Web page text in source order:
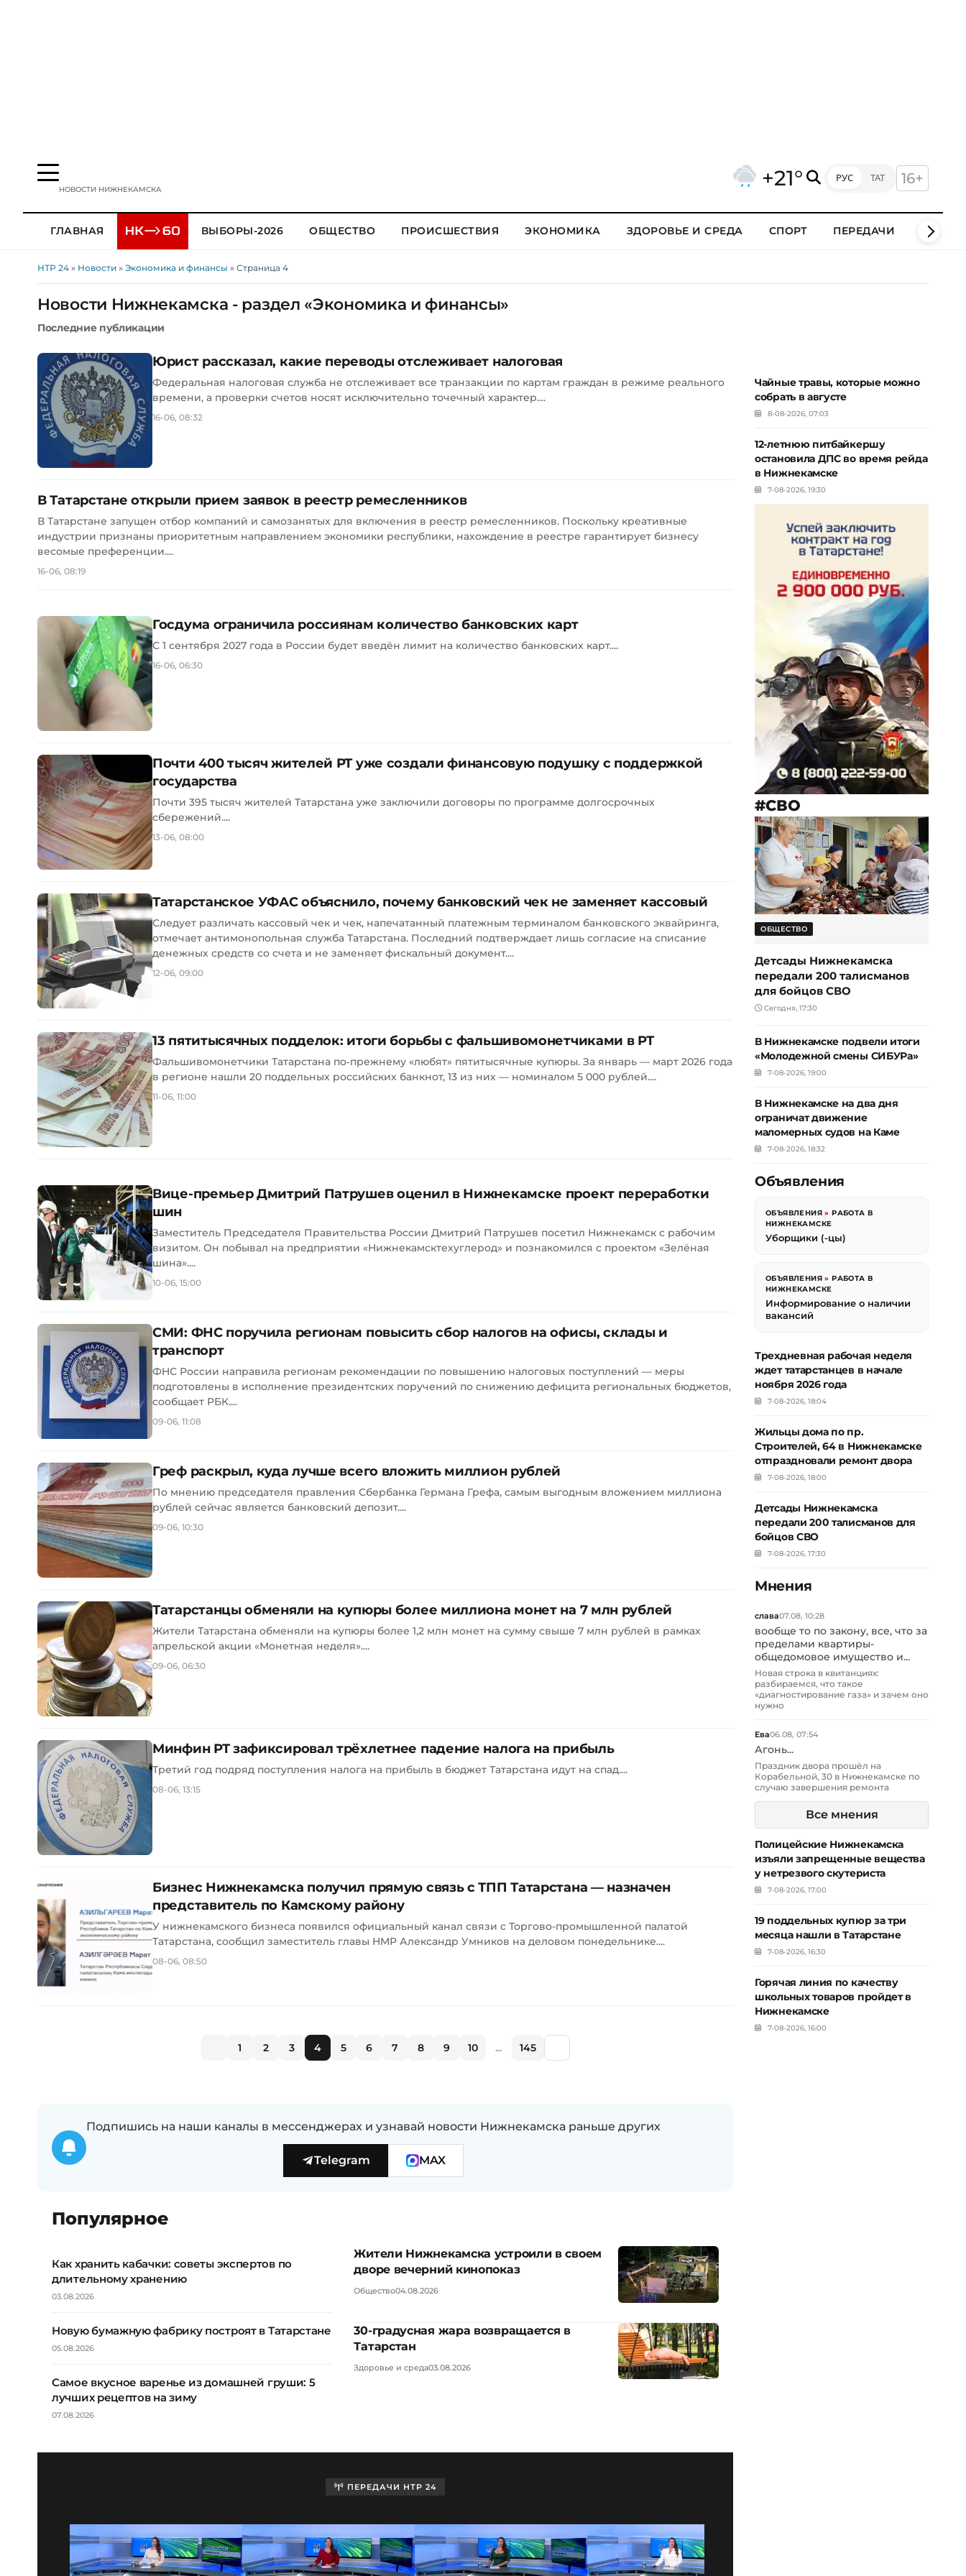
НОВОСТИ НИЖНЕКАМСКА +21° РУС ТАТ 16+
ГЛАВНАЯ ВЫБОРЫ-2026 ОБЩЕСТВО ПРОИСШЕСТВИЯ ЭКОНОМИКА ЗДОРОВЬЕ И СРЕДА СПОРТ ПЕРЕДАЧИ КЛИПЫ
НТР 24 » Новости » Экономика и финансы » Страница 4
Новости Нижнекамска - раздел «Экономика и финансы»
Последние публикации
Юрист рассказал, какие переводы отслеживает налоговая
Федеральная налоговая служба не отслеживает все транзакции по картам граждан в режиме реального
времени, а проверки счетов носят исключительно точечный характер....
16-06, 08:32
В Татарстане открыли прием заявок в реестр ремесленников
В Татарстане запущен отбор компаний и самозанятых для включения в реестр ремесленников. Поскольку креативные
индустрии признаны приоритетным направлением экономики республики, нахождение в реестре гарантирует бизнесу
весомые преференции....
16-06, 08:19
Госдума ограничила россиянам количество банковских карт
С 1 сентября 2027 года в России будет введён лимит на количество банковских карт....
16-06, 06:30
Почти 400 тысяч жителей РТ уже создали финансовую подушку с поддержкой
государства
Почти 395 тысяч жителей Татарстана уже заключили договоры по программе долгосрочных
сбережений....
13-06, 08:00
Татарстанское УФАС объяснило, почему банковский чек не заменяет кассовый
Следует различать кассовый чек и чек, напечатанный платежным терминалом банковского эквайринга,
отмечает антимонопольная служба Татарстана. Последний подтверждает лишь согласие на списание
денежных средств со счета и не заменяет фискальный документ....
12-06, 09:00
13 пятитысячных подделок: итоги борьбы с фальшивомонетчиками в РТ
Фальшивомонетчики Татарстана по‑прежнему «любят» пятитысячные купюры. За январь — март 2026 года
в регионе нашли 20 поддельных российских банкнот, 13 из них — номиналом 5 000 рублей....
11-06, 11:00
Вице-премьер Дмитрий Патрушев оценил в Нижнекамске проект переработки
шин
Заместитель Председателя Правительства России Дмитрий Патрушев посетил Нижнекамск с рабочим
визитом. Он побывал на предприятии «Нижнекамсктехуглерод» и познакомился с проектом «Зелёная
шина»....
10-06, 15:00
СМИ: ФНС поручила регионам повысить сбор налогов на офисы, склады и
транспорт
ФНС России направила регионам рекомендации по повышению налоговых поступлений — меры
подготовлены в исполнение президентских поручений по снижению дефицита региональных бюджетов,
сообщает РБК....
09-06, 11:08
Греф раскрыл, куда лучше всего вложить миллион рублей
По мнению председателя правления Сбербанка Германа Грефа, самым выгодным вложением миллиона
рублей сейчас является банковский депозит....
09-06, 10:30
Татарстанцы обменяли на купюры более миллиона монет на 7 млн рублей
Жители Татарстана обменяли на купюры более 1,2 млн монет на сумму свыше 7 млн рублей в рамках
апрельской акции «Монетная неделя»....
09-06, 06:30
Минфин РТ зафиксировал трёхлетнее падение налога на прибыль
Третий год подряд поступления налога на прибыль в бюджет Татарстана идут на спад....
08-06, 13:15
Бизнес Нижнекамска получил прямую связь с ТПП Татарстана — назначен
представитель по Камскому району
У нижнекамского бизнеса появился официальный канал связи с Торгово-промышленной палатой
Татарстана, сообщил заместитель главы НМР Александр Умников на деловом понедельнике....
08-06, 08:50
1 2 3 4 5 6 7 8 9 10 ... 145
Подпишись на наши каналы в мессенджерах и узнавай новости Нижнекамска раньше других
Telegram MAX
Популярное
Как хранить кабачки: советы экспертов по
длительному хранению
03.08.2026
Новую бумажную фабрику построят в Татарстане
05.08.2026
Самое вкусное варенье из домашней груши: 5
лучших рецептов на зиму
07.08.2026
Жители Нижнекамска устроили в своем
дворе вечерний кинопоказ
Общество04.08.2026
30-градусная жара возвращается в
Татарстан
Здоровье и среда03.08.2026
ПЕРЕДАЧИ НТР 24
Чайные травы, которые можно
собрать в августе
8-08-2026, 07:03
12-летнюю питбайкершу
остановила ДПС во время рейда
в Нижнекамске
7-08-2026, 19:30
#СВО
ОБЩЕСТВО
Детсады Нижнекамска
передали 200 талисманов
для бойцов СВО
Сегодня, 17:30
В Нижнекамске подвели итоги
«Молодежной смены СИБУРа»
7-08-2026, 19:00
В Нижнекамске на два дня
ограничат движение
маломерных судов на Каме
7-08-2026, 18:32
Объявления
ОБЪЯВЛЕНИЯ »РАБОТА В
НИЖНЕКАМСКЕ
Уборщики (-цы)
ОБЪЯВЛЕНИЯ »РАБОТА В
НИЖНЕКАМСКЕ
Информирование о наличии
вакансий
Трехдневная рабочая неделя
ждет татарстанцев в начале
ноября 2026 года
7-08-2026, 18:04
Жильцы дома по пр.
Строителей, 64 в Нижнекамске
отпраздновали ремонт двора
7-08-2026, 18:00
Детсады Нижнекамска
передали 200 талисманов для
бойцов СВО
7-08-2026, 17:30
Мнения
слава07.08, 10:28
вообще то по закону, все, что за
пределами квартиры-
общедомовое имущество и...
Новая строка в квитанциях:
разбираемся, что такое
«диагностирование газа» и зачем оно
нужно
Ева06.08, 07:54
Агонь...
Праздник двора прошёл на
Корабельной, 30 в Нижнекамске по
случаю завершения ремонта
Все мнения
Полицейские Нижнекамска
изъяли запрещенные вещества
у нетрезвого скутериста
7-08-2026, 17:00
19 поддельных купюр за три
месяца нашли в Татарстане
7-08-2026, 16:30
Горячая линия по качеству
школьных товаров пройдет в
Нижнекамске
7-08-2026, 16:00